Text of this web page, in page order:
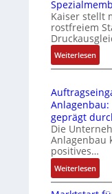
P
C
l
ä
s
s
s
i
c
h
f
e
x
d
u
l
e
b
r
i
n
e
n
4
u
n
C
6
2
4
4
3
Z
e
r
t
Kaiser stellt
rostfreiem
Weiterlesen:
D
u
c
k
a
u
s
g
l
geprägt
Die
Anlagenbau
positives…
Weiterlesen:
A